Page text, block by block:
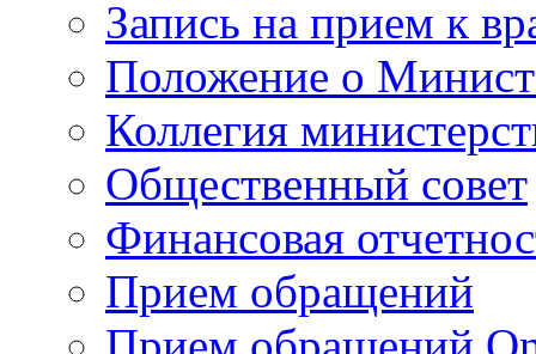
Запись на прием к
Положение о
Коллегия
Общественный совет
Финансовая
Прием обращений